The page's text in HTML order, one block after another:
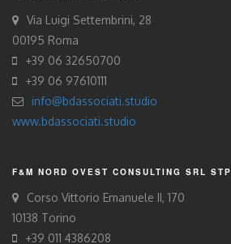
Via Luigi Settembrini, 28
00195 Roma
+39 06 32650700
+39 06 97610111
info@bdassociati.studio
www.bdassociati.studio
F&M NORD OVEST CONSULTING SRL STP
Corso Vittorio Emanuele II, 170
10138 Torino
+39 011 4386208